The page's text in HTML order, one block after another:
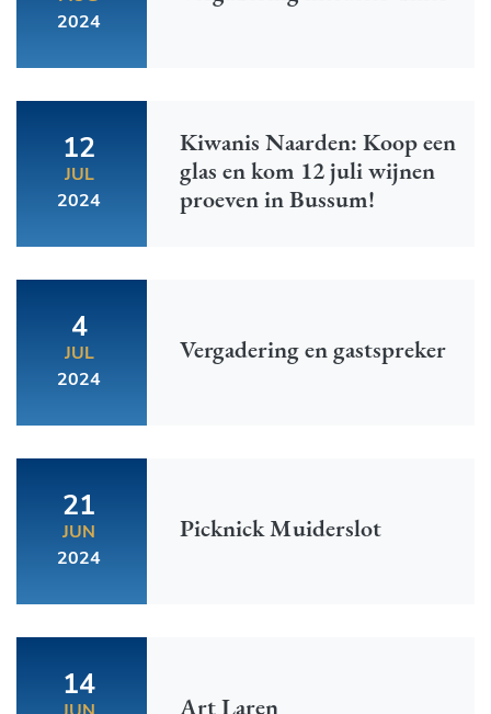
2024
12
JUL
2024
Kiwanis Naarden: Koop een
glas en kom 12 juli wijnen
proeven in Bussum!
4
JUL
2024
Vergadering en gastspreker
21
JUN
2024
Picknick Muiderslot
14
Art Laren